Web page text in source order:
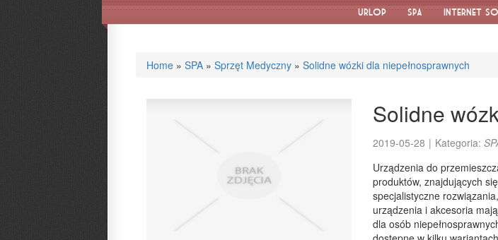
Urlop SPA Internet
Home » SPA » Sprzęt Medyczny » Solidne wózki dla niepełnosprawnych
Solidne
2019-05-28 | Kategoria:
Urządzenia do
produktów, znajdujących
specjalistyczne
urządzenia i akcesoria
dla osób